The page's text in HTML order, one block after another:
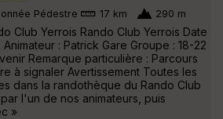
Pédestre 17 km 290 m
Club Yerrois Rando Club Yerrois Date
: Patrick Gare Groupe : 18-22
Remarque particulière : Parcours
à signaler Avertissement Toutes les
dans la randothèque du Rando Club
l'un de nos animateurs, puis
»